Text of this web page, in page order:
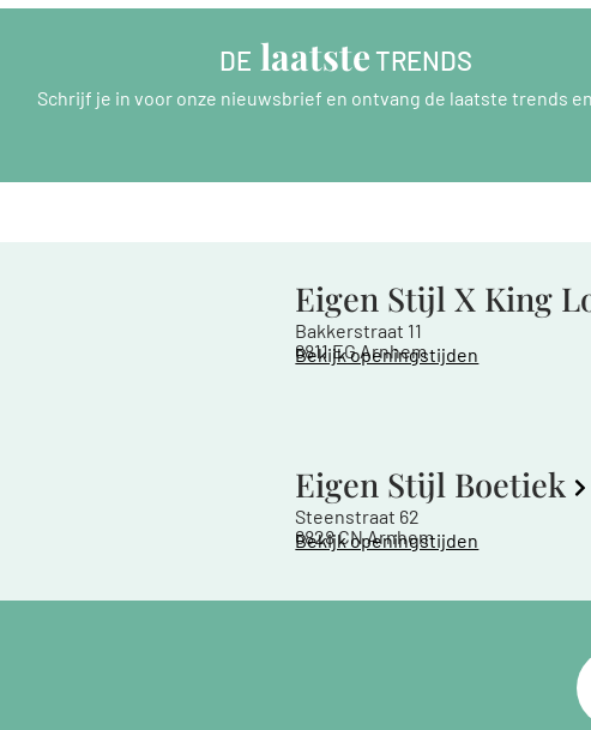
DE laatste TRENDS
Schrijf je in voor onze nieuwsbrief en ontvang de laatste trends
Eigen Stijl X King
Bakkerstraat 11
6811 EG Arnhem
Bekijk openingstijden
Eigen Stijl Boetiek
Steenstraat 62
6828 CN Arnhem
Bekijk openingstijden